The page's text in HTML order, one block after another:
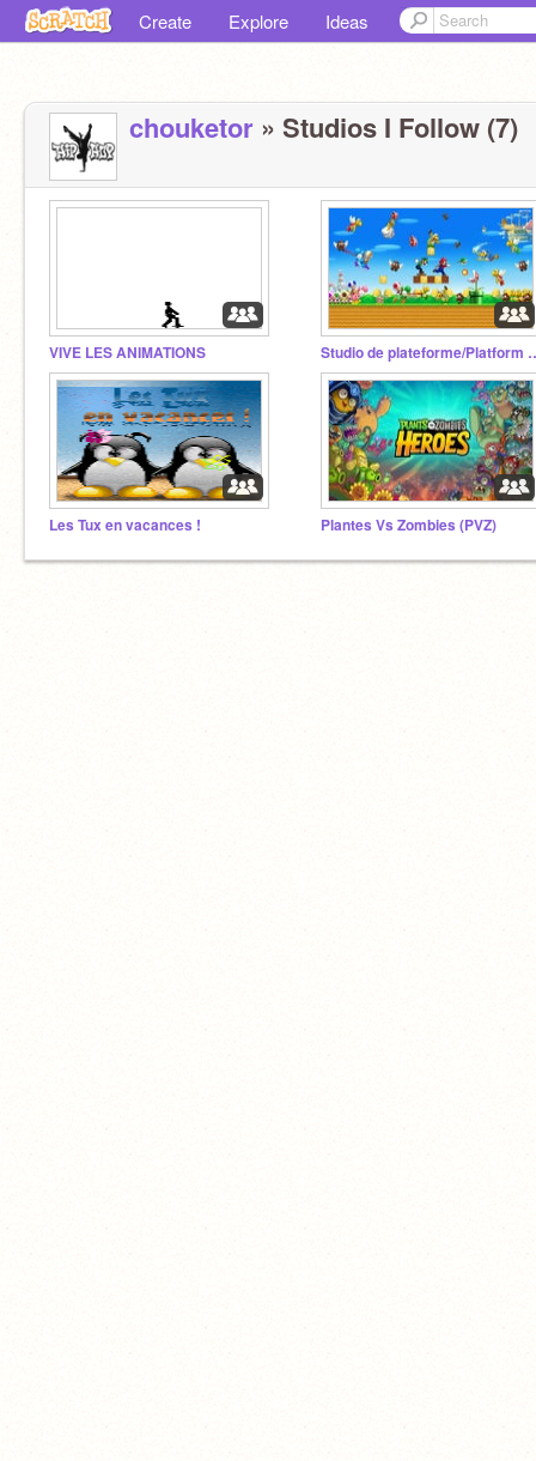
Create Explore Ideas
chouketor » Studios I Follow (7)
VIVE LES ANIMATIONS Studio de
Les Tux en vacances ! Plantes Vs Zombies (PVZ)